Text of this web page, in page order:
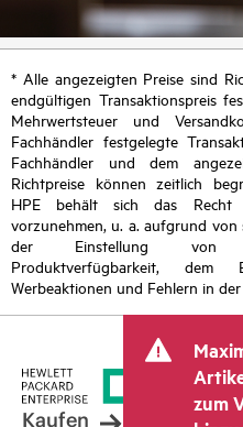
* Alle angezeigten Preise sind
endgültigen Transaktionspreis
Mehrwertsteuer und
Fachhändler festgelegte
Fachhändler und dem
Richtpreise können zeitlich
HPE behält sich das Recht
vorzunehmen, u. a. aufgrund
der Einstellung von
Produktverfügbarkeit,
Werbeaktionen und Fehlern in der
zum
Kaufen